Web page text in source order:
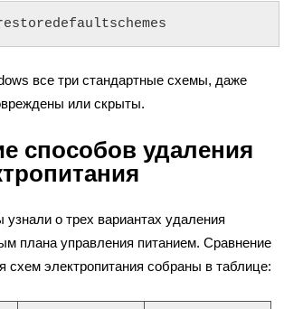
все три стандартные схемы, даже
или скрыты.
способов удаления
узнали о трех вариантах удаления
плана управления питанием. Сравнение
схем электропитания собраны в таблице: